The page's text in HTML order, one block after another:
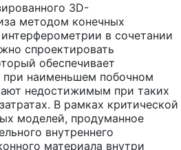
3D-
методом конечных
в сочетании
спроектировать
обеспечивает
наименьшем побочном
недостижимым при таких
В рамках критической
моделей, продуманное
внутреннего
материала внутри